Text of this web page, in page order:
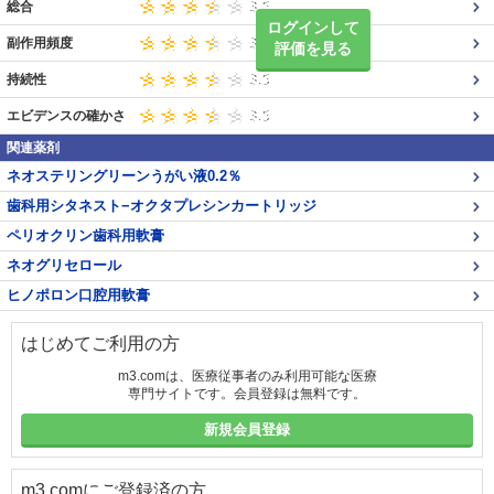
ログインして
評価を見る
総合
副作用頻度
持続性
エビデンスの確かさ
関連薬剤
ネオステリングリーンうがい液0.2％
歯科用シタネスト−オクタプレシンカートリッジ
ペリオクリン歯科用軟膏
ネオグリセロール
ヒノポロン口腔用軟膏
はじめてご利用の方
m3.comは、医療従事者のみ利用可能な医療
専門サイトです。会員登録は無料です。
新規会員登録
m3.comにご登録済の方